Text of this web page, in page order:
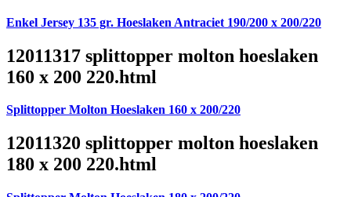
Enkel Jersey 135 gr. Hoeslaken Antraciet 190/200 x 200/220
12011317 splittopper molton hoeslaken
160 x 200 220.html
Splittopper Molton Hoeslaken 160 x 200/220
12011320 splittopper molton hoeslaken
180 x 200 220.html